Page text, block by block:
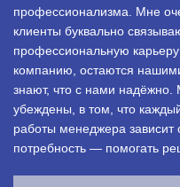
профессионализма. Мне
клиенты буквально
профессиональную
компанию, остаются
знают, что с нами надёжно.
убеждены, в том, что
работы менеджера зависит
потребность — помогать